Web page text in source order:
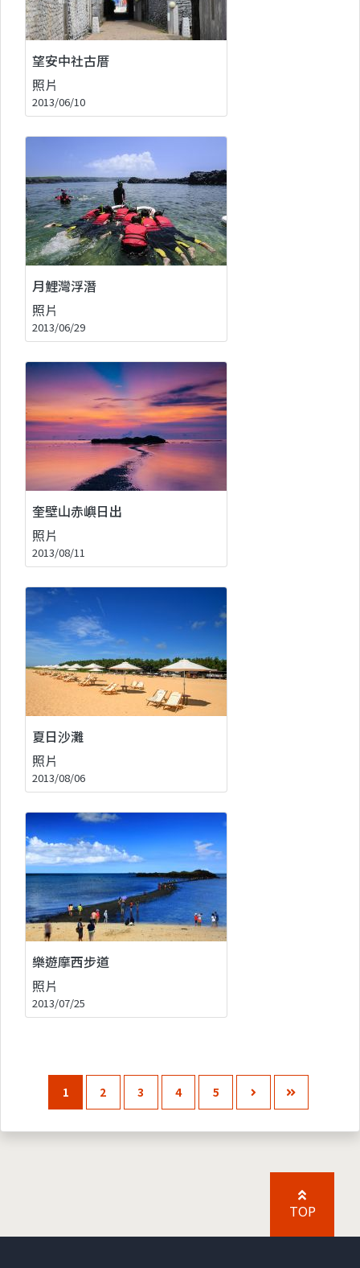
望安中社古厝
照片
2013/06/10
月鯉灣浮潛
照片
2013/06/29
奎壁山赤嶼日出
照片
2013/08/11
夏日沙灘
照片
2013/08/06
樂遊摩西步道
照片
2013/07/25
1 2 3 4 5
TOP